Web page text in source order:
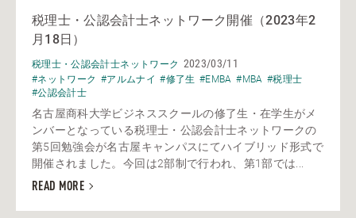
税理士・公認会計士ネットワーク開催（2023年2
月18日）
税理士・公認会計士ネットワーク 2023/03/11
#ネットワーク #アルムナイ #修了生 #EMBA #MBA #税理士
#公認会計士
名古屋商科大学ビジネススクールの修了生・在学生がメ
ンバーとなっている税理士・公認会計士ネットワークの
第5回勉強会が名古屋キャンパスにてハイブリッド形式で
開催されました。今回は2部制で行われ、第1部では...
READ MORE